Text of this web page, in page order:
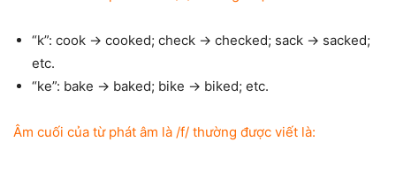
“k”: cook → cooked; check → checked; sack → sacked;
etc.
“ke”: bake → baked; bike → biked; etc.
Âm cuối của từ phát âm là /f/ thường được viết là: